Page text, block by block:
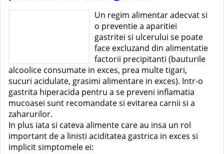
Un regim alimentar adecvat si
o preventie a aparitiei
gastritei si ulcerului se poate
face excluzand din alimentatie
factorii precipitanti (bauturile
alcoolice consumate in exces, prea multe tigari,
sucuri acidulate, grasimi alimentare in exces). Intr-o
gastrita hiperacida pentru a se preveni inflamatia
mucoasei sunt recomandate si evitarea carnii si a
zaharurilor.
In plus iata si cateva alimente care au insa un rol
important de a linisti aciditatea gastrica in exces si
implicit simptomele ei: